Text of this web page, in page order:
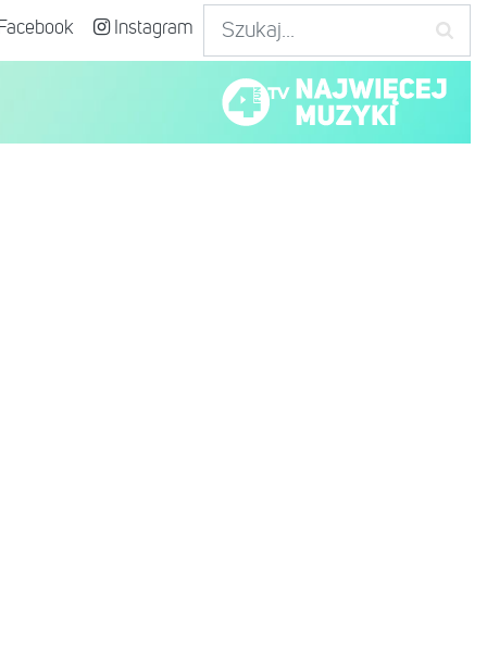
Facebook Instagram